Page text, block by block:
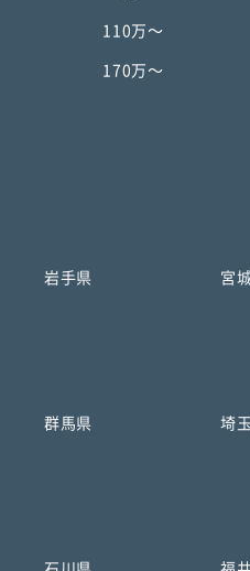
110万〜
170万〜
岩手県 宮
群馬県 埼